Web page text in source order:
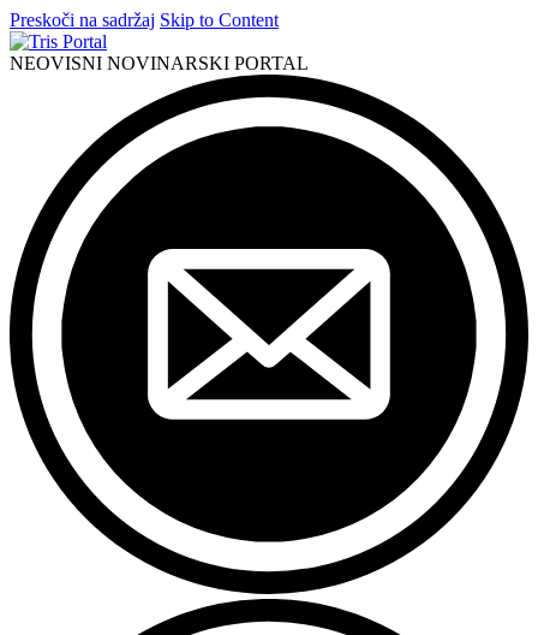
Preskoči na sadržaj Skip to Content
NEOVISNI NOVINARSKI PORTAL